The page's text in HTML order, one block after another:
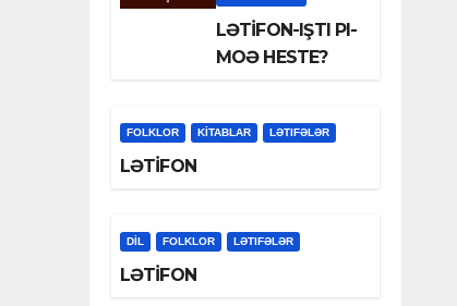
LƏTİFON-IŞTI PI-
MOƏ HESTE?
FOLKLOR KİTABLAR LƏTIFƏLƏR
LƏTİFON
DİL FOLKLOR LƏTIFƏLƏR
LƏTİFON